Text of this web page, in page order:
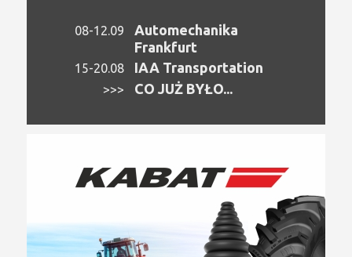
08-12.09
Automechanika
Frankfurt
15-20.08 IAA Transportation
>>> CO JUŻ BYŁO...